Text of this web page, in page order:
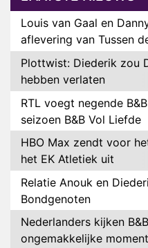
Louis van Gaal en
aflevering van Tussen
Plottwist: Diederik zou
hebben verlaten
RTL voegt negende
seizoen B&B Vol Liefde
HBO Max zendt voor
het EK Atletiek uit
Relatie Anouk en
Bondgenoten
Nederlanders kijken
ongemakkelijke